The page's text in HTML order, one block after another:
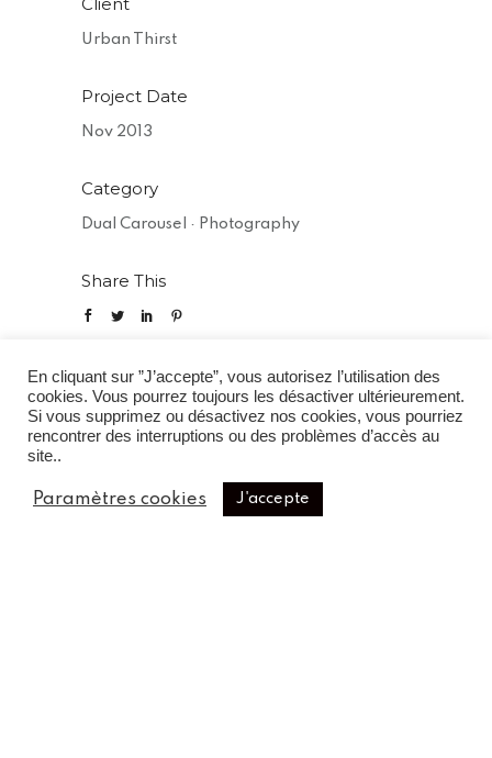
Urban Thirst
Project Date
Nov 2013
Category
Dual Carousel · Photography
Share This
VIEW PROJECT
En cliquant sur ”J’accepte”, vous autorisez l’utilisation des
cookies. Vous pourrez toujours les désactiver ultérieurement.
Si vous supprimez ou désactivez nos cookies, vous pourriez
rencontrer des interruptions ou des problèmes d’accès au
site..
Paramètres cookies J'accepte